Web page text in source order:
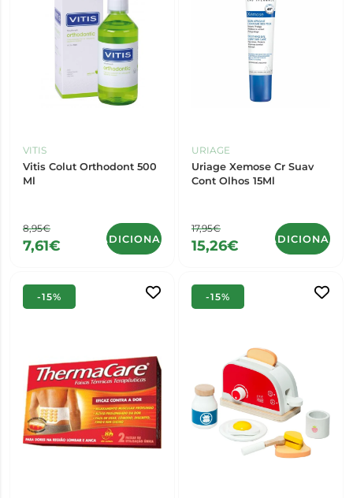
VITIS
Vitis Colut Orthodont 500
Ml
8,95€
7,61€ ADICIONAR
URIAGE
Uriage Xemose Cr Suav
Cont Olhos 15Ml
17,95€
15,26€ ADICIONAR
-15% -15%